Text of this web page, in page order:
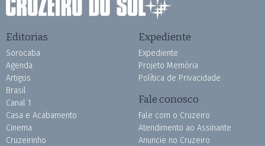
Editorias
Sorocaba
Agenda
Artigos
Brasil
Canal 1
Casa e Acabamento
Cinema
Cruzeirinho
Expediente
Expediente
Projeto Memória
Política de Privacidade
Fale conosco
Fale com o Cruzeiro
Atendimento ao Assinante
Anuncie no Cruzeiro